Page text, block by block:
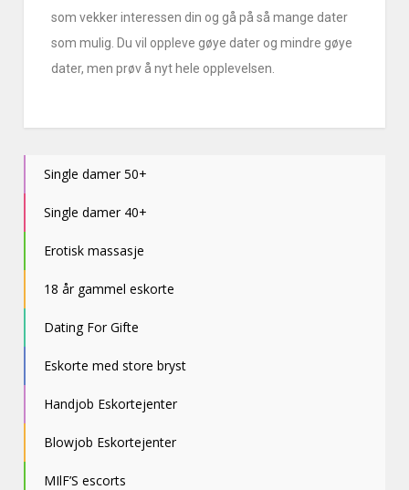
som vekker interessen din og gå på så mange dater
som mulig. Du vil oppleve gøye dater og mindre gøye
dater, men prøv å nyt hele opplevelsen.
Single damer 50+
Single damer 40+
Erotisk massasje
18 år gammel eskorte
Dating For Gifte
Eskorte med store bryst
Handjob Eskortejenter
Blowjob Eskortejenter
MIlF’S escorts